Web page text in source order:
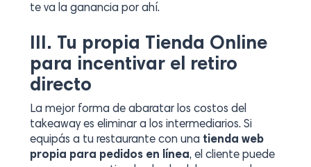
te va la ganancia por ahí.
III. Tu propia Tienda Online
para incentivar el retiro
directo
La mejor forma de abaratar los costos del
takeawayes eliminar a los intermediarios. Si
equipás a tu restaurante con una tienda web
propia para pedidos en línea, el cliente puede